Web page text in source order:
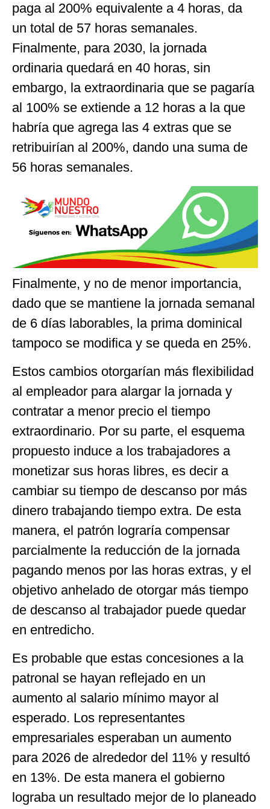
paga al 200% equivalente a 4 horas, da
un total de 57 horas semanales.
Finalmente, para 2030, la jornada
ordinaria quedará en 40 horas, sin
embargo, la extraordinaria que se pagaría
al 100% se extiende a 12 horas a la que
habría que agrega las 4 extras que se
retribuirían al 200%, dando una suma de
56 horas semanales.
Finalmente, y no de menor importancia,
dado que se mantiene la jornada semanal
de 6 días laborables, la prima dominical
tampoco se modifica y se queda en 25%.
Estos cambios otorgarían más flexibilidad
al empleador para alargar la jornada y
contratar a menor precio el tiempo
extraordinario. Por su parte, el esquema
propuesto induce a los trabajadores a
monetizar sus horas libres, es decir a
cambiar su tiempo de descanso por más
dinero trabajando tiempo extra. De esta
manera, el patrón lograría compensar
parcialmente la reducción de la jornada
pagando menos por las horas extras, y el
objetivo anhelado de otorgar más tiempo
de descanso al trabajador puede quedar
en entredicho.
Es probable que estas concesiones a la
patronal se hayan reflejado en un
aumento al salario mínimo mayor al
esperado. Los representantes
empresariales esperaban un aumento
para 2026 de alrededor del 11% y resultó
en 13%. De esta manera el gobierno
lograba un resultado mejor de lo planeado